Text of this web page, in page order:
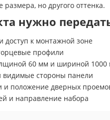
но другого оттенка.
нужно
доступ к монтажной зоне
профили
60 мм и шириной 1000
видимые стороны панели
и положение дверных
и направление набора